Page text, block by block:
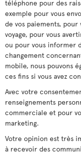
téléphone pour des
exemple pour vous
de vos paiements,
voyage, pour vous
ou pour vous informer
changement
mobile, nous pouvons
ces fins si vous avez
Avec votre
renseignements
commerciale et pour
marketing.
Votre opinion est très
à recevoir des